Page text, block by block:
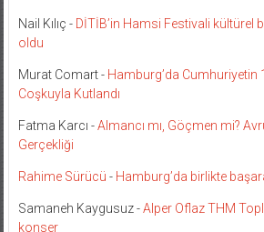
Nail Kılıç - DİTİB’in Hamsi Festivali kültürel
oldu
Murat Comart- Hamburg’da Cumhuriyetin
Coşkuyla Kutlandı
Fatma Karcı -Almancı mı, Göçmen mi?
Gerçekliği
Rahime Sürücü - Hamburg’da birlikte
Samaneh Kaygusuz-Alper Oflaz THM
konser